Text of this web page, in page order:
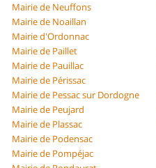
Mairie de Neuffons
Mairie de Noaillan
Mairie d'Ordonnac
Mairie de Paillet
Mairie de Pauillac
Mairie de Périssac
Mairie de Pessac sur Dordogne
Mairie de Peujard
Mairie de Plassac
Mairie de Podensac
Mairie de Pompéjac